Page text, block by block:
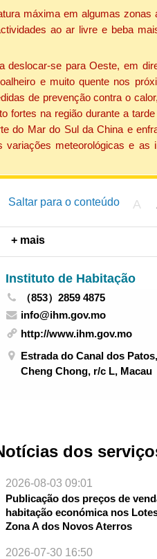
máxima em algumas zonas
ao ar livre e beba
deslocar-se para Oeste, em
e muito quente nos
de prevenção contra o
fortes na região durante a
do Mar do Sul da China e
meteorológicas e as
Saltar para o conteúdo A
+ mais
Instituto de Habitação
（853）2859 4875
info@ihm.gov.mo
http://www.ihm.gov.mo
Estrada do Canal dos
Cheng Chong, r/c L, Macau
dos
2026-08-03 09:01
Publicação dos preços de
habitação económica nos
Zona A dos Novos Aterros
2026-07-30 16:50